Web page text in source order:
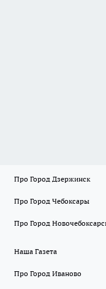
Про Город Дзержинск
Про Город Чебоксары
Про Город
Наша Газета
Про Город Иваново